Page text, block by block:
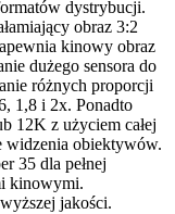
dystrybucji.
obraz 3:2
kinowy obraz
dużego sensora do
różnych proporcji
1,8 i 2x. Ponadto
12K z użyciem całej
widzenia obiektywów.
35 dla pełnej
kinowymi.
jakości.